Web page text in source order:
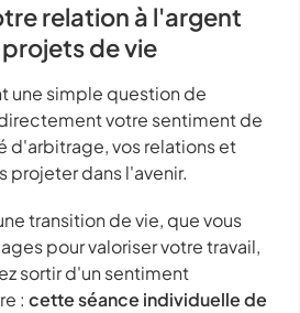
relation à l'argent
de vie
une simple question de
votre sentiment de
d'arbitrage, vos relations et
projeter dans l'avenir.
transition de vie, que vous
pour valoriser votre travail,
sortir d'un sentiment
: cette séance individuelle de